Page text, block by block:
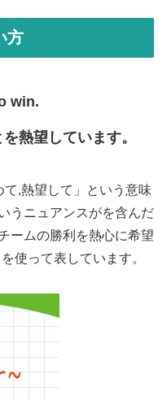
方
win.
熱望しています。
て,熱望して」という意味
うニュアンスがを含んだ
ームの勝利を熱心に希望
使って表しています。